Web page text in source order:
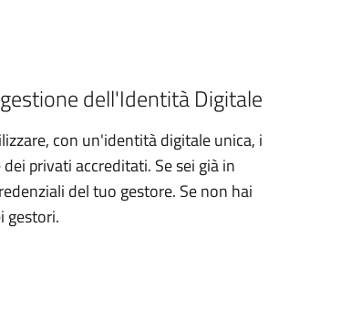
dell'Identità Digitale
con un'identità digitale unica, i
privati accreditati. Se sei già in
del tuo gestore. Se non hai
gestori.